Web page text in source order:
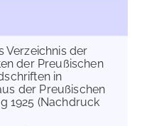
Verzeichnis der
der Preußischen
in
der Preußischen
1925 (Nachdruck